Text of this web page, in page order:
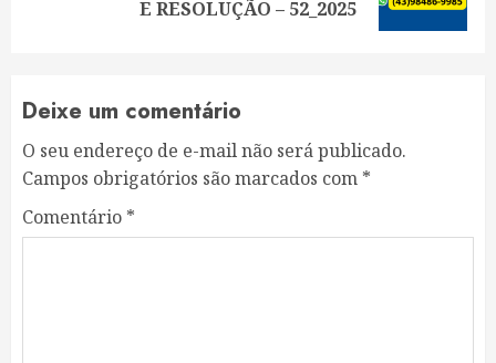
E RESOLUÇÃO – 52_2025
Deixe um comentário
O seu endereço de e-mail não será publicado.
Campos obrigatórios são marcados com *
Comentário *